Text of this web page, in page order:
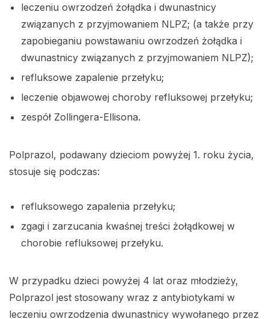
leczeniu owrzodzeń żołądka i dwunastnicy
związanych z przyjmowaniem NLPZ; (a także przy
zapobieganiu powstawaniu owrzodzeń żołądka i
dwunastnicy związanych z przyjmowaniem NLPZ);
refluksowe zapalenie przełyku;
leczenie objawowej choroby refluksowej przełyku;
zespół Zollingera-Ellisona.
Polprazol, podawany dzieciom powyżej 1. roku życia,
stosuje się podczas:
refluksowego zapalenia przełyku;
zgagi i zarzucania kwaśnej treści żołądkowej w
chorobie refluksowej przełyku.
W przypadku dzieci powyżej 4 lat oraz młodzieży,
Polprazol jest stosowany wraz z antybiotykami w
leczeniu owrzodzenia dwunastnicy wywołanego przez